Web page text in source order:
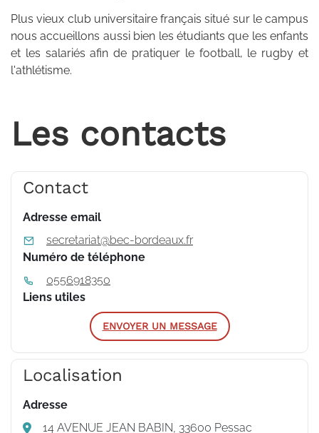
Plus vieux club universitaire français situé sur le campus
nous accueillons aussi bien les étudiants que les enfants
et les salariés afin de pratiquer le football, le rugby et
l'athlétisme.
Les contacts
Contact
Adresse email
secretariat@bec-bordeaux.fr
Numéro de téléphone
0556918350
Liens utiles
ENVOYER UN MESSAGE
Localisation
Adresse
14 AVENUE JEAN BABIN, 33600 Pessac